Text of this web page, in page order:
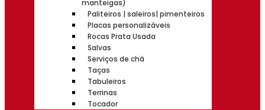
manteigas)
Paliteiros | saleiros| pimenteiros
Placas personalizáveis
Rocas Prata Usada
Salvas
Serviços de chá
Taças
Tabuleiros
Terrinas
Tocador